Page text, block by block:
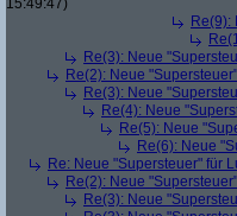
15:49:47)
Re(9):
Re(3): Neue
Re(2): Neue
Re(3): Neue
Re(4): Neue
Re(5): Neue
Re(6): Neue
Re: Neue "Supersteuer" für
Re(2): Neue
Re(3): Neue